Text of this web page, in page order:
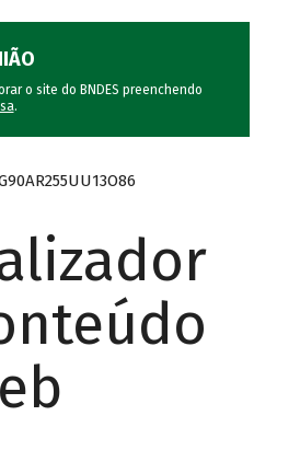
o site do BNDES preenchendo
.